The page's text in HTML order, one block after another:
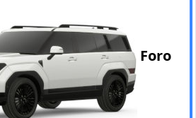
Foro